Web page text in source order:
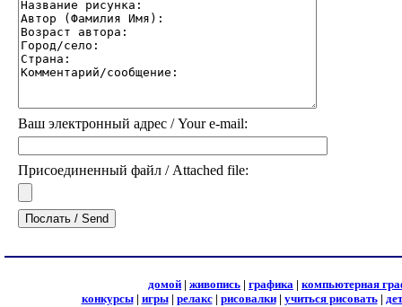
Ваш электронный адрес / Your e-mail:
Присоединенный файл / Attached file:
домой | живопись | графика | компьютерная
конкурсы| игры| релакс| рисовалки| учиться рисовать|